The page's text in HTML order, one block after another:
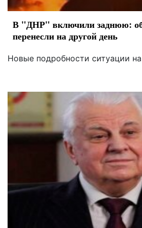
В "ДНР" включили заднюю:
перенесли на другой день
Новые подробности ситуации